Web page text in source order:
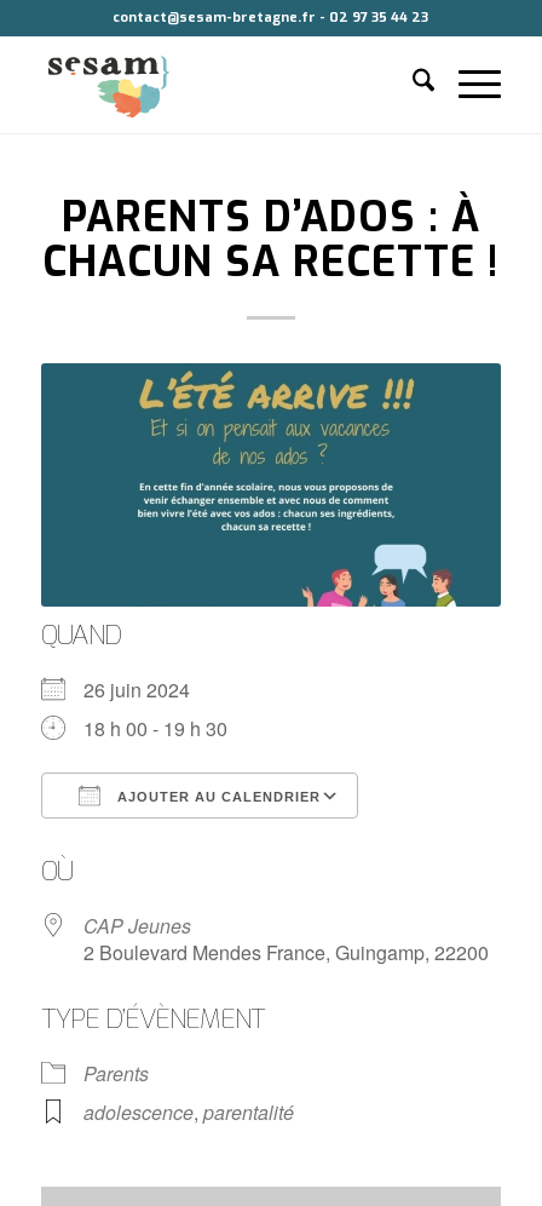
contact@sesam-bretagne.fr - 02 97 35 44 23
PARENTS D’ADOS : À
CHACUN SA RECETTE !
QUAND
26 juin 2024
18 h 00 - 19 h 30
AJOUTER AU CALENDRIER
OÙ
CAP Jeunes
2 Boulevard Mendes France, Guingamp, 22200
TYPE D’ÉVÈNEMENT
Parents
adolescence, parentalité